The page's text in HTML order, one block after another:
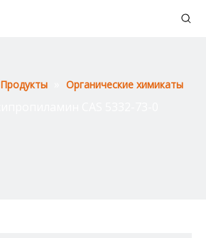
Продукты Органические химикаты